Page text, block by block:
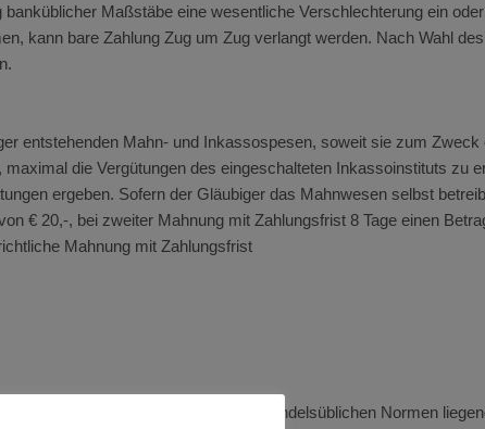
Maßstäbe eine wesentliche Verschlechterung ein
kann bare Zahlung Zug um Zug verlangt werden. Nach Wahl
entstehenden Mahn- und Inkassospesen, soweit sie zum Zweck
die Vergütungen des eingeschalteten Inkassoinstituts zu
ergeben. Sofern der Gläubiger das Mahnwesen selbst
€ 20,-, bei zweiter Mahnung mit Zahlungsfrist 8 Tage einen
Mahnung mit Zahlungsfrist
sowie sonstige im Rahmen der handelsüblichen Normen